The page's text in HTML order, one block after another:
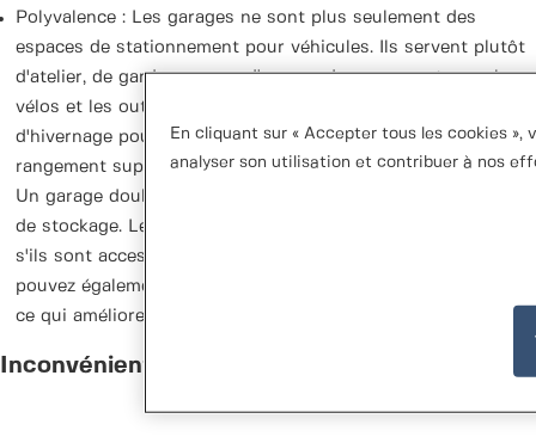
Polyvalence : Les garages ne sont plus seulement des
espaces de stationnement pour véhicules. Ils servent plutôt
d'atelier, de garde-manger, d'espace de rangement pour les
vélos et les outils de jardinage, ou encore de refuge
d'hivernage pour les plantes. Polyvalence et espace de
rangement supplémentaire sont d'autres atouts d'un garage.
Un garage double, en particulier, offre une grande capacité
de stockage. Les garages sont particulièrement pratiques
s'ils sont accessibles directement depuis la maison. Vous
pouvez également y installer une installation photovoltaïque,
ce qui améliorera votre approvisionnement énergétique.
Inconvénients d'un garage :
En cliquant sur « Accepter tous les cookies
analyser son utilisation et contribuer à nos